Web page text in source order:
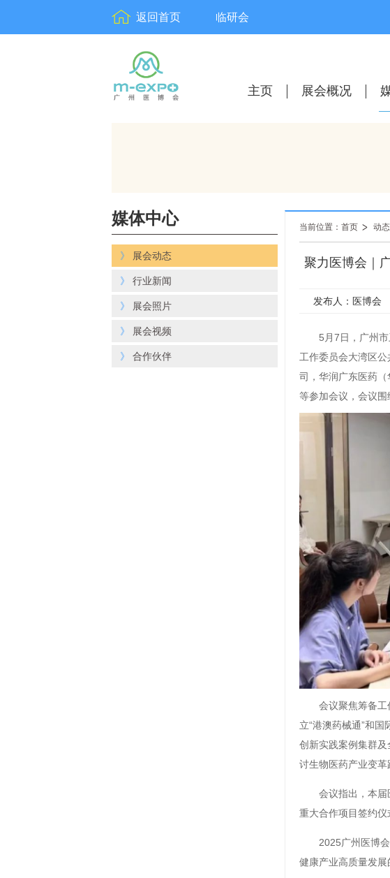
返回首页 临研会
主页 展会概况
媒体中心
》 展会动态
》 行业新闻
》 展会照片
》 展会视频
》 合作伙伴
当前位置：首页 动
聚力医博会｜
发布人：医博会
5月7日，广州
工作委员会大湾区
司，华润广东医药
等参加会议，会议围
会议聚焦筹备
立“港澳药械通”和
创新实践案例集群
讨生物医药产业变革
会议指出，本
重大合作项目签约仪
2025广州医博
健康产业高质量发展